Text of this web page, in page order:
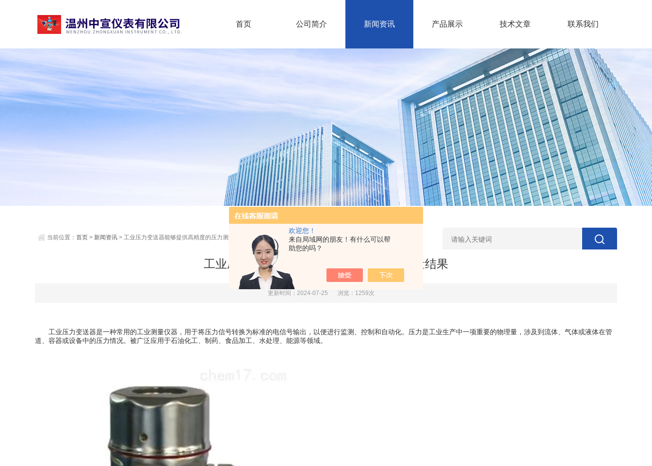
欢迎您！
来自局域网的朋友！有什么可以帮
助您的吗？
首页 公司简介 新闻资讯 产品展示 技术文章 联系我们
当前位置： 首页 > 新闻资讯 > 工业压力变送器能够提供高精度的压力测量结果
工业压力变送器能够提供高精度的压力测量结果
更新时间：2024-07-25 浏览：1259次
工业压力变送器是一种常用的工业测量仪器，用于将压力信号转换为标准的电信号输出，以便进行监测、控制和自动化。压力是工业生产中一项重要的物理量，涉及到流体、气体或液体在管
道、容器或设备中的压力情况。被广泛应用于石油化工、制药、食品加工、水处理、能源等领域。